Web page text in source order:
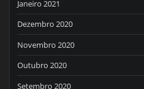
Janeiro 2021
Dezembro 2020
Novembro 2020
Outubro 2020
Setembro 2020